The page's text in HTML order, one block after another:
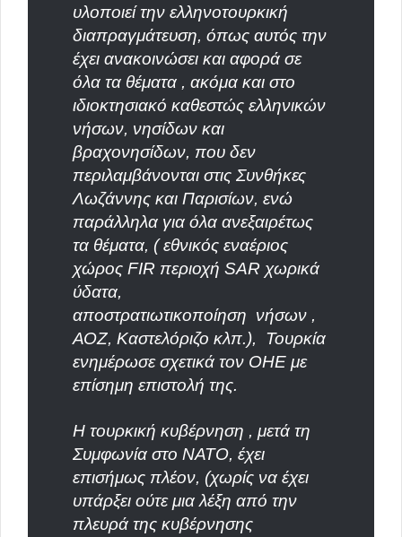
υλοποιεί την ελληνοτουρκική
διαπραγμάτευση, όπως αυτός την
έχει ανακοινώσει και αφορά σε
όλα τα θέματα , ακόμα και στο
ιδιοκτησιακό καθεστώς ελληνικών
νήσων, νησίδων και
βραχονησίδων, που δεν
περιλαμβάνονται στις Συνθήκες
Λωζάννης και Παρισίων, ενώ
παράλληλα για όλα ανεξαιρέτως
τα θέματα, ( εθνικός εναέριος
χώρος FIR περιοχή SAR χωρικά
ύδατα,
αποστρατιωτικοποίηση νήσων ,
ΑΟΖ, Καστελόριζο κλπ.),
Τουρκία
ενημέρωσε σχετικά τον ΟΗΕ με
επίσημη επιστολή της.
Η τουρκική κυβέρνηση , μετά τη
Συμφωνία στο ΝΑΤΟ, έχει
επισήμως πλέον, (χωρίς να έχει
υπάρξει ούτε μια λέξη από την
πλευρά της κυβέρνησης